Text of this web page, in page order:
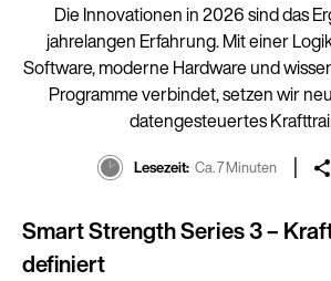
Die Innovationen in 2026 sind das
jahrelangen Erfahrung. Mit einer
Software, moderne Hardware und
Programme verbindet, setzen wir
datengesteuertes
Lesezeit Ca. 7 Minuten
Smart Strength Series 3 –
definiert